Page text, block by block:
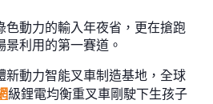
色動力的輸入年夜省，更在搶跑
利用的第一賽道。
新動力智能叉車制造基地，全球
級鋰電均衡重叉車剛駛下生孩子